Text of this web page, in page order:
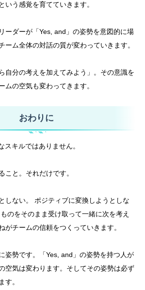
いう感覚を育てていきます。
ーダーが「Yes, and」の姿勢を意図的に場
ーム全体の対話の質が変わっていきます。
自分の考えを加えてみよう」。その意識を
ムの空気も変わってきます。
おわりに
スキルではありません。
こと。それだけです。
しない。 ポジティブに変換しようとしな
のをそのまま受け取って一緒に次を考え
がチームの信頼をつくっていきます。
姿勢です。「Yes, and」の姿勢を持つ人が
空気は変わります。そしてその姿勢は必ず
す。